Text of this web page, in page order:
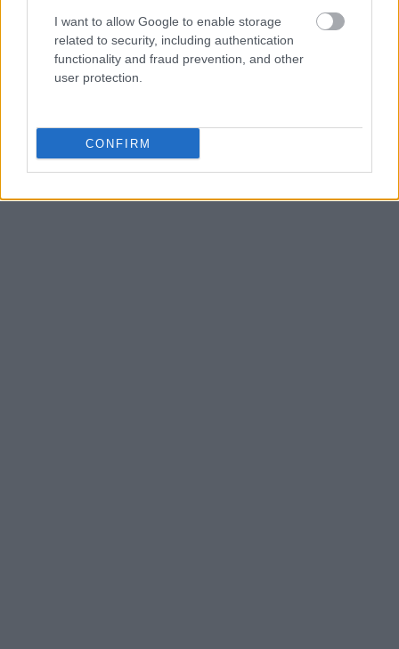
I want to allow Google to enable storage
related to security, including authentication
functionality and fraud prevention, and other
user protection.
CONFIRM